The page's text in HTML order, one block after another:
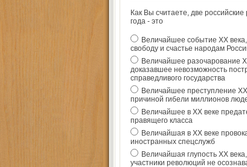
Как Вы считаете, две
года - это
Величайшее событие ХХ
свободу и счастье народам
Величайшее разочарование
доказавшее невозможность
справедливого государства
Величайшее преступление
причиной гибели миллионов
Величайшее в ХХ веке
правящего класса
Величайшая в ХХ веке
иностранных спецслужб
Величайшая глупость ХХ века,
участники революций не